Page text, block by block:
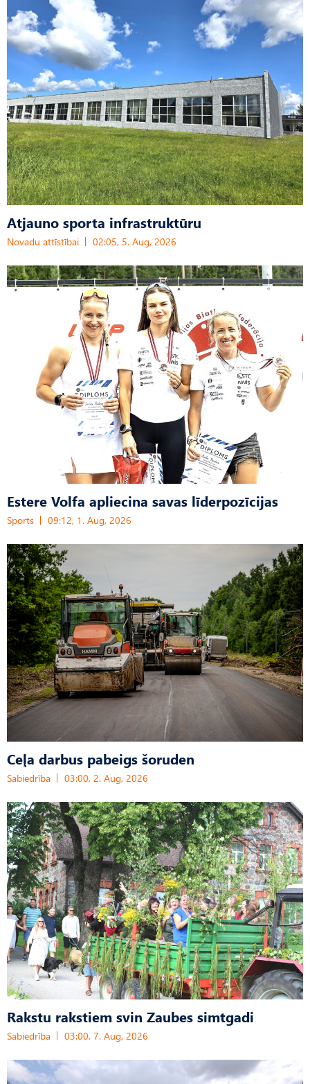
Atjauno sporta infrastruktūru
Novadu attīstībai 02:05, 5. Aug, 2026
Estere Volfa apliecina savas līderpozīcijas
Sports 09:12, 1. Aug, 2026
Ceļa darbus pabeigs šoruden
Sabiedrība 03:00, 2. Aug, 2026
Rakstu rakstiem svin Zaubes simtgadi
Sabiedrība 03:00, 7. Aug, 2026